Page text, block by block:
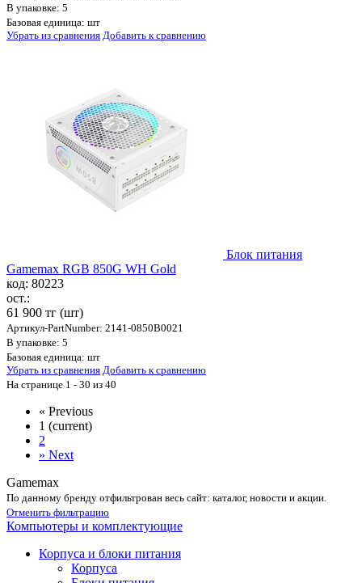
В упаковке: 5
Базовая единица: шт
Убрать из сравнения Добавить к сравнению
Блок питания
Gamemax RGB 850G WH Gold
код: 80223
ост.:
61 900 тг (шт)
Артикул-PartNumber: 2141-0850B0021
В упаковке: 5
Базовая единица: шт
Убрать из сравнения Добавить к сравнению
На странице 1 - 30 из 40
« Previous
1 (current)
2
» Next
Gamemax
По данному бренду отфильтрован весь сайт: каталог, новости и акции.
Отменить фильтрацию
Компьютеры и комплектующие
Корпуса и блоки питания
Корпуса